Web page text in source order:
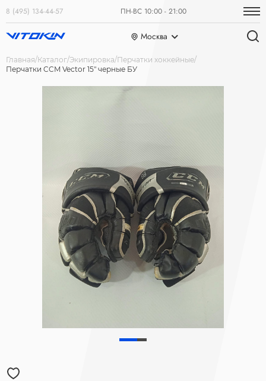
8 (495) 134-44-57 ПН-ВС 10:00 - 21:00
Москва
Главная Каталог Экипировка Перчатки хоккейные
Перчатки CCM Vector 15" черные БУ